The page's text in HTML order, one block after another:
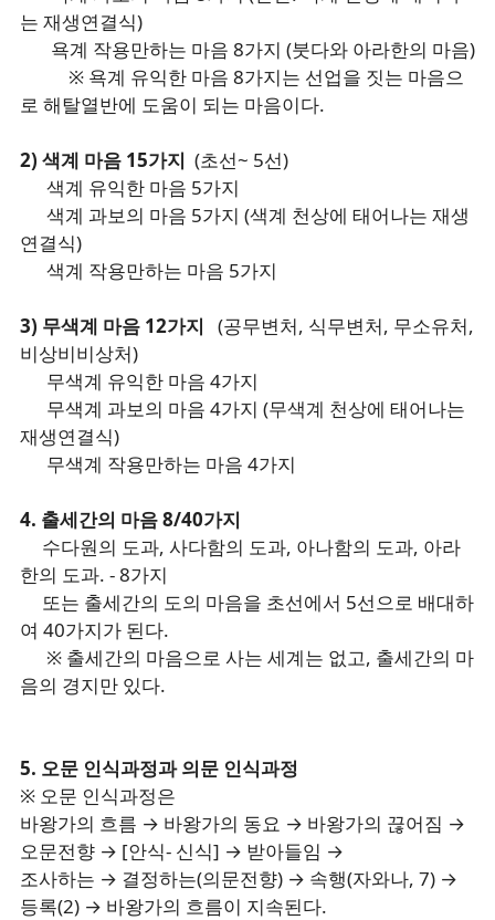
는 재생연결식)
욕계 작용만하는 마음 8가지 (붓다와 아라한의 마음)
※ 욕계 유익한 마음 8가지는 선업을 짓는 마음으
로 해탈열반에 도움이 되는 마음이다.
2) 색계 마음 15가지 (초선~ 5선)
색계 유익한 마음 5가지
색계 과보의 마음 5가지 (색계 천상에 태어나는 재생
연결식)
색계 작용만하는 마음 5가지
3) 무색계 마음 12가지 (공무변처, 식무변처, 무소유처,
비상비비상처)
무색계 유익한 마음 4가지
무색계 과보의 마음 4가지 (무색계 천상에 태어나는
재생연결식)
무색계 작용만하는 마음 4가지
4. 출세간의 마음 8/40가지
수다원의 도과, 사다함의 도과, 아나함의 도과, 아라
한의 도과. - 8가지
또는 출세간의 도의 마음을 초선에서 5선으로 배대하
여 40가지가 된다.
※ 출세간의 마음으로 사는 세계는 없고, 출세간의 마
음의 경지만 있다.
5. 오문 인식과정과 의문 인식과정
※ 오문 인식과정은
바왕가의 흐름 → 바왕가의 동요 → 바왕가의 끊어짐 →
오문전향 → [안식- 신식] → 받아들임 →
조사하는 → 결정하는(의문전향) → 속행(자와나, 7) →
등록(2) → 바왕가의 흐름이 지속된다.